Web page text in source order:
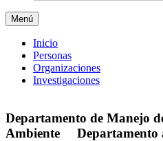
Menú
Inicio
Personas
Organizaciones
Investigaciones
Departamento de Manejo
Ambiente
Departamento